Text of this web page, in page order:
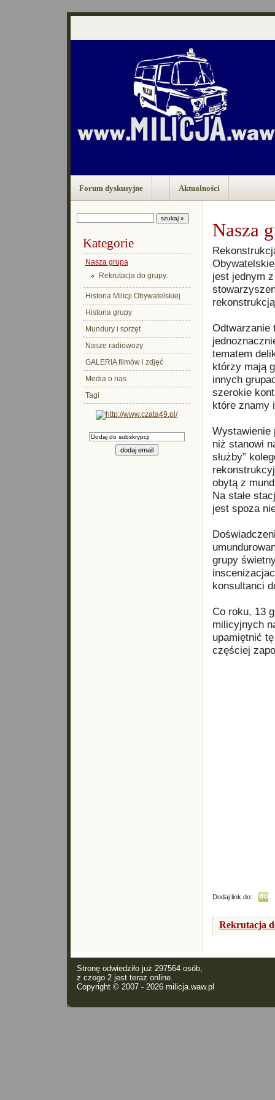
Forum dyskusyjne Aktualności
Kategorie
Nasza grupa
Rekrutacja do grupy.
Historia Milicji Obywatelskiej
Historia grupy
Mundury i sprzęt
Nasze radiowozy
GALERIA filmów i zdjęć
Media o nas
Tagi
Nasza
jest jednym
Odtwarzanie
tematem
którzy mają
innych
szerokie
które znamy
Wystawienie
niż stanowi
służby”
obytą z
Na stałe
jest spoza
grupy
konsultanci
Co roku, 13
milicyjnych
upamiętnić
częściej
Dodaj link do:
Rekrutacja
Stronę odwiedziło już 297564 osób,
z czego 2 jest teraz online.
Copyright © 2007 - 2026 milicja.waw.pl